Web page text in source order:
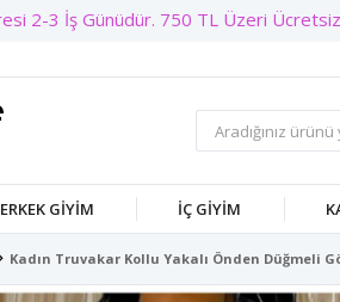
ERKEK GIYIM İÇ GIYIM
Kadın Truvakar Kollu Yakalı Önden Düğmeli